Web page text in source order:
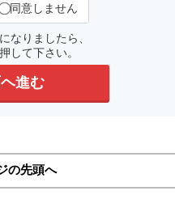
同意しません
なりましたら、
して下さい。
の先頭へ